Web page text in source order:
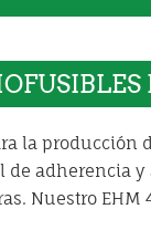
la producción
adherencia y
Nuestro